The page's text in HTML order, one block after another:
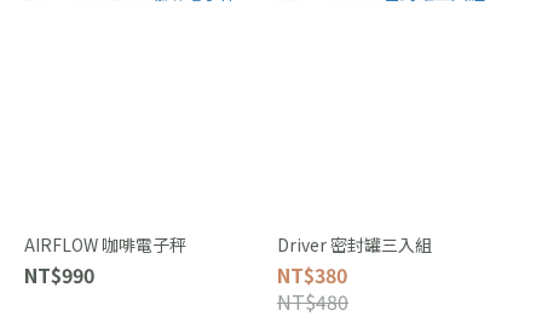
AIRFLOW 咖啡電子秤
NT$990
Driver 密封罐三入組
NT$380
NT$480